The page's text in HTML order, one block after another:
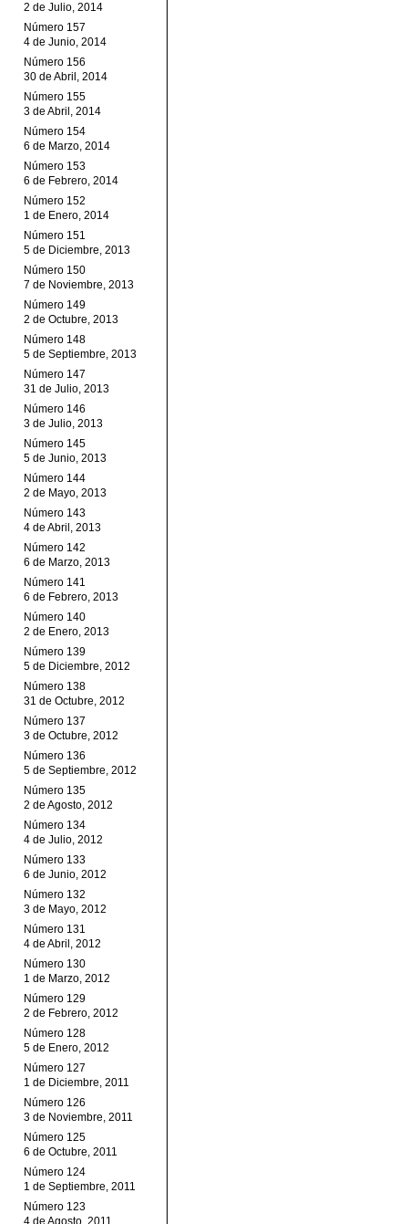
2 de Julio, 2014
Número 157
4 de Junio, 2014
Número 156
30 de Abril, 2014
Número 155
3 de Abril, 2014
Número 154
6 de Marzo, 2014
Número 153
6 de Febrero, 2014
Número 152
1 de Enero, 2014
Número 151
5 de Diciembre, 2013
Número 150
7 de Noviembre, 2013
Número 149
2 de Octubre, 2013
Número 148
5 de Septiembre, 2013
Número 147
31 de Julio, 2013
Número 146
3 de Julio, 2013
Número 145
5 de Junio, 2013
Número 144
2 de Mayo, 2013
Número 143
4 de Abril, 2013
Número 142
6 de Marzo, 2013
Número 141
6 de Febrero, 2013
Número 140
2 de Enero, 2013
Número 139
5 de Diciembre, 2012
Número 138
31 de Octubre, 2012
Número 137
3 de Octubre, 2012
Número 136
5 de Septiembre, 2012
Número 135
2 de Agosto, 2012
Número 134
4 de Julio, 2012
Número 133
6 de Junio, 2012
Número 132
3 de Mayo, 2012
Número 131
4 de Abril, 2012
Número 130
1 de Marzo, 2012
Número 129
2 de Febrero, 2012
Número 128
5 de Enero, 2012
Número 127
1 de Diciembre, 2011
Número 126
3 de Noviembre, 2011
Número 125
6 de Octubre, 2011
Número 124
1 de Septiembre, 2011
Número 123
4 de Agosto, 2011